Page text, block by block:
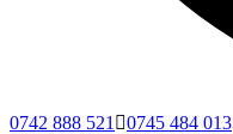
0742 888 521
0745 484 013